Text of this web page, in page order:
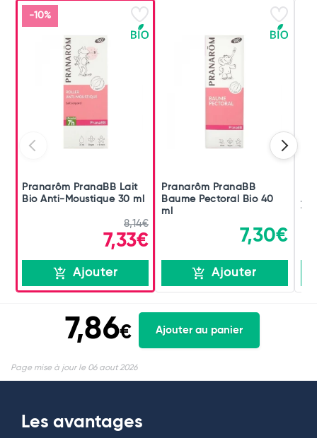
-10%
Pranarôm PranaBB Lait
Bio Anti-Moustique 30 ml
8,14€
7,33€
Ajouter
Pranarôm PranaBB
Baume Pectoral Bio 40
ml
7,30€
Ajouter
15
7,86€ Ajouter au panier
Page mise à jour le 06 aout 2026
Les avantages